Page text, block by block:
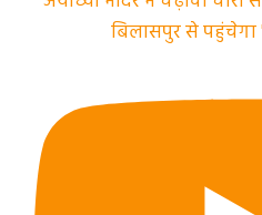
बिलासपुर से पहुंचेगा